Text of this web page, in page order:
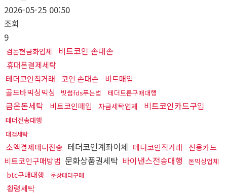
2026-05-25 00:50
조회
9
검돈현금화업체 비트코인 손대손
휴대폰결제세탁
테더코인직거래
코인 손대손
비트매입
골드바믹싱믹싱
빗썸fds푸는법 테더트론구매대행
금은돈세탁 비트코인매입 자금세탁업체 비트코인카드구입
테더전송대행
대검세탁
소액결제테더전송 테더코인계좌이체 테더코인직거래
신용카드
비트코인구매방법 문화상품권세탁 바이낸스전송대행 돈믹싱업체
btc구매대행 문상테더구매
횡령세탁